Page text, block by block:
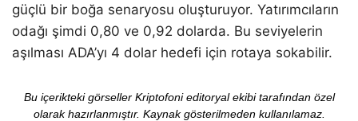
güçlü bir boğa senaryosu oluşturuyor. Yatırımcıların
odağı şimdi 0,80 ve 0,92 dolarda. Bu seviyelerin
aşılması ADA’yı 4 dolar hedefi için rotaya sokabilir.
Bu içerikteki görseller Kriptofoni editoryal ekibi tarafından özel
olarak hazırlanmıştır. Kaynak gösterilmeden kullanılamaz.